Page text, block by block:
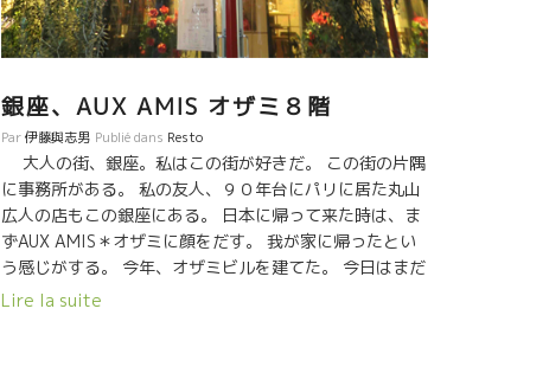
銀座、AUX AMIS オザミ８階
Par伊藤與志男 Publié dans Resto
大人の街、銀座。私はこの街が好きだ。 この街の片隅
に事務所がある。 私の友人、９０年台にパリに居た丸山
広人の店もこの銀座にある。 日本に帰って来た時は、ま
ずAUX AMIS＊オザミに顔をだす。 我が家に帰ったとい
う感じがする。 今年、オザミビルを建てた。 今日はまだ
行ってない８階のオザミにきた。 青木さんが、笑顔で対
Lire la suite